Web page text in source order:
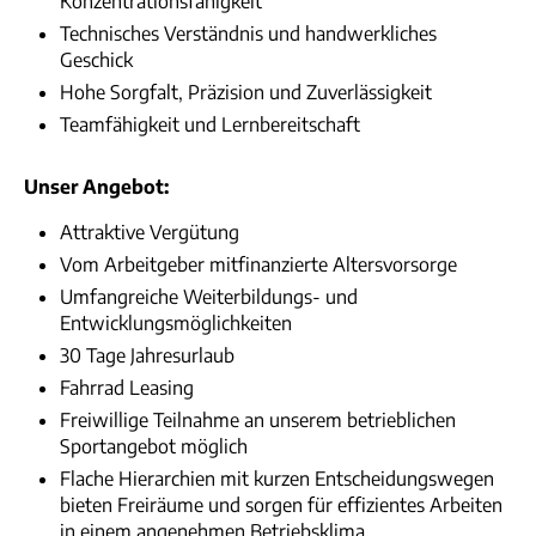
Technisches Verständnis und handwerkliches
Geschick
Hohe Sorgfalt, Präzision und Zuverlässigkeit
Teamfähigkeit und Lernbereitschaft
Unser Angebot:
Attraktive Vergütung
Vom Arbeitgeber mitfinanzierte Altersvorsorge
Umfangreiche Weiterbildungs- und
Entwicklungsmöglichkeiten
30 Tage Jahresurlaub
Fahrrad Leasing
Freiwillige Teilnahme an unserem betrieblichen
Sportangebot möglich
Flache Hierarchien mit kurzen Entscheidungswegen
bieten Freiräume und sorgen für effizientes Arbeiten